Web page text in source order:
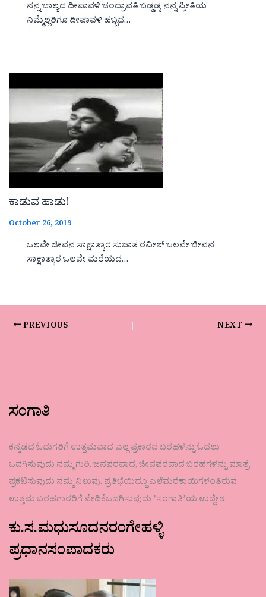
ನನ್ನ ಬಾಲ್ಯದ ದೀಪಾವಳಿ ಚಂದ್ರಾವತಿ ಬಡ್ಡಡ್ಕ ನನ್ನ ಪ್ರೀತಿಯ
ನಿಮ್ಮೆಲ್ಲರಿಗೂ ದೀಪಾವಳಿ ಹಬ್ಬದ…
ಕಾಡುವ ಹಾಡು!
October 26, 2019
ಒಲವೇ ಜೀವನ ಸಾಕ್ಷಾತ್ಕಾರ ಸುಜಾತ ರವೀಶ್ ಒಲವೇ ಜೀವನ
ಸಾಕ್ಷಾತ್ಕಾರ ಒಲವೇ ಮರೆಯದ…
PREVIOUS NEXT
ಸಂಗಾತಿ
ಕನ್ನಡದ ಓದುಗರಿಗೆ ಉತ್ತಮವಾದ ಎಲ್ಲ ಪ್ರಕಾರದ ಬರಹಳನ್ನು ಓದಲು
ಒದಗಿಸುವುದು ನಮ್ಮ ಗುರಿ. ಜನಪರವಾದ, ಜೀವಪರವಾದ ಬರಹಗಳನ್ನು ಮಾತ್ರ
ಪ್ರಕಟಿಸುವುದು ನಮ್ಮ ನಿಲುವು. ಪ್ರತಿಭೆಯಿದ್ದೂ ಎಲೆಮರೆಕಾಯಿಗಳಂತಿರುವ
ಉತ್ತಮ ಬರಹಗಾರರಿಗೆ ವೇದಿಕೆಒದಗಿಸುವುದು ʼಸಂಗಾತಿʼಯ ಉದ್ದೇಶ.
ಕು.ಸ.ಮಧುಸೂದನರಂಗೇಹಳ್ಳಿ
ಪ್ರಧಾನಸಂಪಾದಕರು